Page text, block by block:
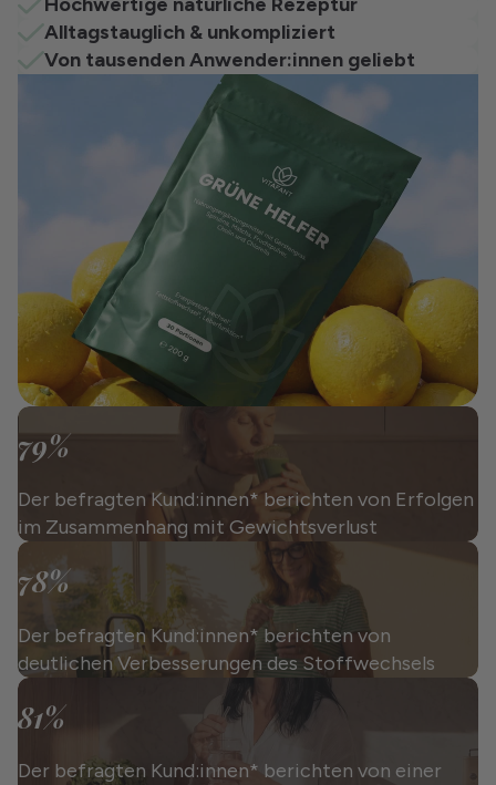
Alltagstauglich & unkompliziert
Von tausenden Anwender:innen geliebt
79%
Der befragten Kund:innen* berichten von Erfolgen
im Zusammenhang mit Gewichtsverlust
78%
Der befragten Kund:innen* berichten von
deutlichen Verbesserungen des Stoffwechsels
81%
Der befragten Kund:innen* berichten von einer